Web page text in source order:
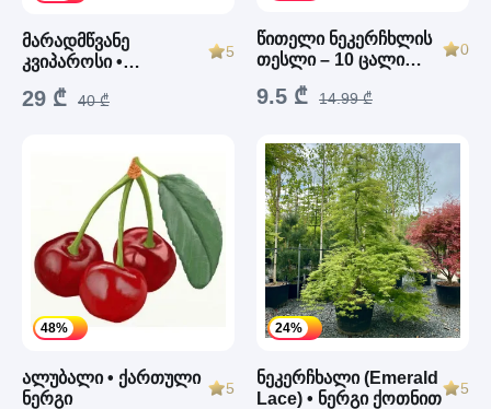
მარადმწვანე
კვიპაროსი •
5
29 ₾ 40 ₾
წითელი ნეკერჩხლის
თესლი – 10 ცალი
Bloodgood)
0
9.5 ₾ 14.99 ₾
48%
ალუბალი • ქართული
ნერგი
5
24%
ნეკერჩხალი (Emerald
Lace) • ნერგი ქოთნით
5